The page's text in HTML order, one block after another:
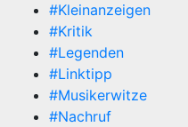
#Kleinanzeigen
#Kritik
#Legenden
#Linktipp
#Musikerwitze
#Nachruf